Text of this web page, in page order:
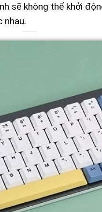
sẽ không thể khởi
nhau.